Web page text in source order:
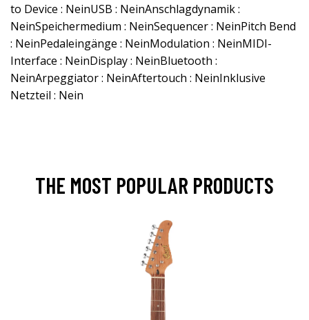
to Device : NeinUSB : NeinAnschlagdynamik :
NeinSpeichermedium : NeinSequencer : NeinPitch Bend
: NeinPedaleingänge : NeinModulation : NeinMIDI-
Interface : NeinDisplay : NeinBluetooth :
NeinArpeggiator : NeinAftertouch : NeinInklusive
Netzteil : Nein
THE MOST POPULAR PRODUCTS